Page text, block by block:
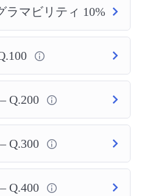
ラマビリティ 10%
Q.200
Q.300
Q.400